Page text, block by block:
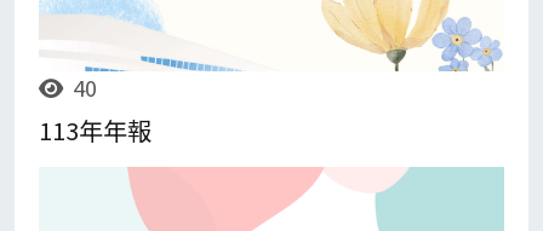
40
113年年報